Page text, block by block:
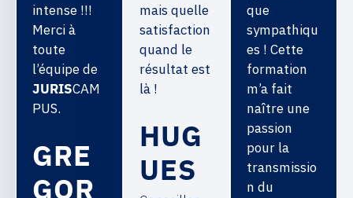
intense !!!
Merci à
toute
l’équipe de
JURISCAM
PUS.
GRE
GOR
mais quelle
satisfaction
quand le
résultat est
là !
HUG
UES
que
sympathiqu
es ! Cette
formation
m’a fait
naître une
passion
pour la
transmissio
n du